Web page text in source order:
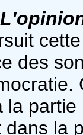
des
la
la